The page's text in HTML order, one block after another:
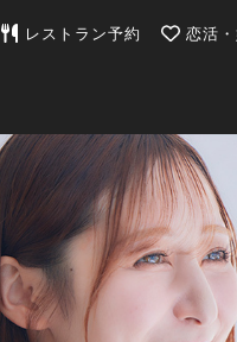
東京カレンダー | 最新のグル
レストラン予約 恋活・